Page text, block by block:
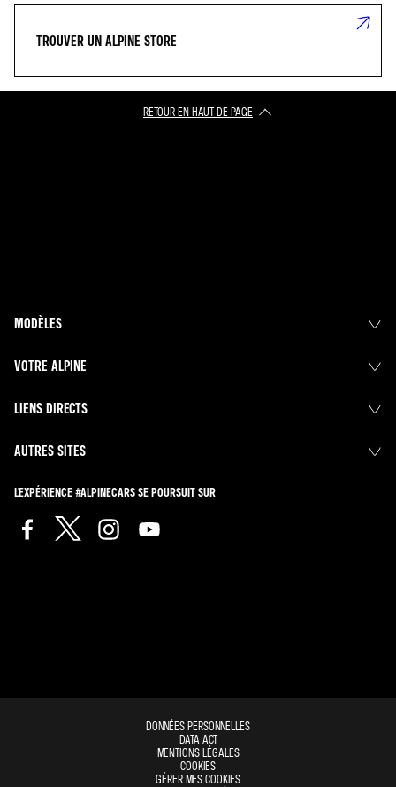
TROUVER UN ALPINE STORE
RETOUR EN HAUT DE PAGE​
MODÈLES
VOTRE ALPINE
LIENS DIRECTS
AUTRES SITES
L'EXPÉRIENCE #ALPINECARS SE POURSUIT SUR
DONNÉES PERSONNELLES
DATA ACT
MENTIONS LÉGALES
COOKIES
GÉRER MES COOKIES